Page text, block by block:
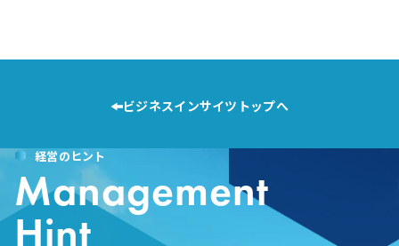
ビジネスインサイツトップへ
経営のヒント
Management
Hint